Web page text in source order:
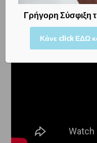
Γρήγορη Σύσφιξη
Κάνε click ΕΔΩ